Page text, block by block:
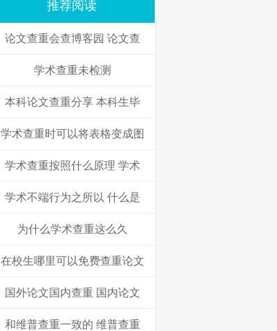
推荐阅读
论文查重会查博客园 论文查
学术查重未检测
本科论文查重分享 本科生毕
学术查重时可以将表格变成图
学术查重按照什么原理 学术
学术不端行为之所以 什么是
为什么学术查重这么久
在校生哪里可以免费查重论文
国外论文国内查重 国内论文
和维普查重一致的 维普查重